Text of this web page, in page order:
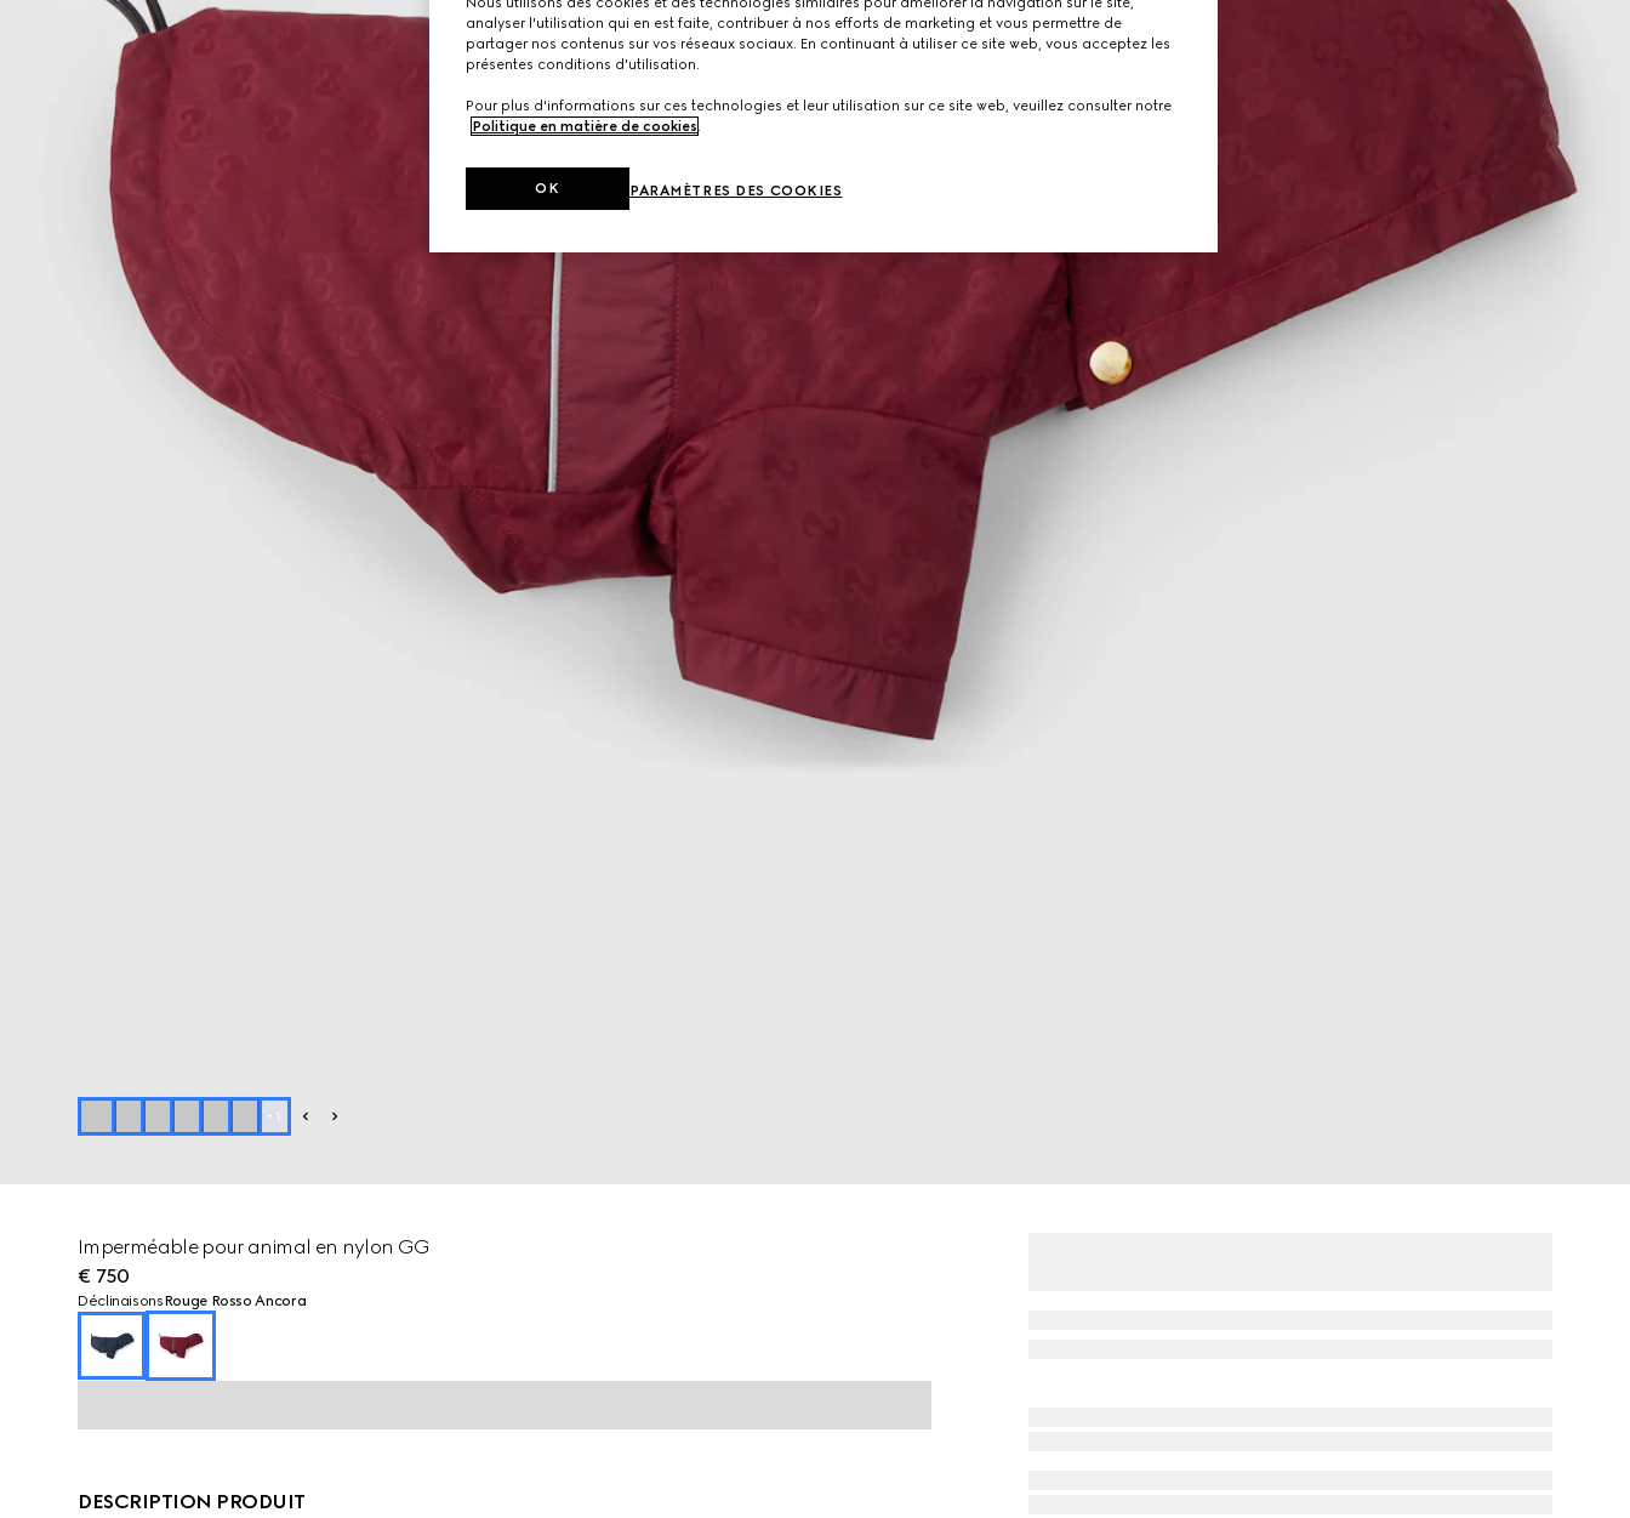
+ 1
Imperméable pour animal en nylon GG
€ 750
DéclinaisonsRouge Rosso Ancora
DESCRIPTION PRODUIT
analyser l'utilisation qui en est faite, contribuer à nos efforts de marketing et vous permettre de
partager nos contenus sur vos réseaux sociaux. En continuant à utiliser ce site web, vous acceptez les
présentes conditions d'utilisation.
Pour plus d'informations sur ces technologies et leur utilisation sur ce site web, veuillez consulter notre
Politique en matière de cookies
PARAMÈTRES DES COOKIES
OK